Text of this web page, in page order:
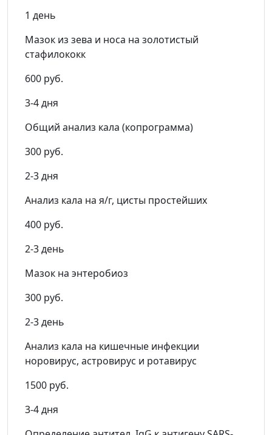
1 день
Мазок из зева и носа на золотистый
стафилококк
600 руб.
3-4 дня
Общий анализ кала (копрограмма)
300 руб.
2-3 дня
Анализ кала на я/г, цисты простейших
400 руб.
2-3 день
Мазок на энтеробиоз
300 руб.
2-3 день
Анализ кала на кишечные инфекции
норовирус, астровирус и ротавирус
1500 руб.
3-4 дня